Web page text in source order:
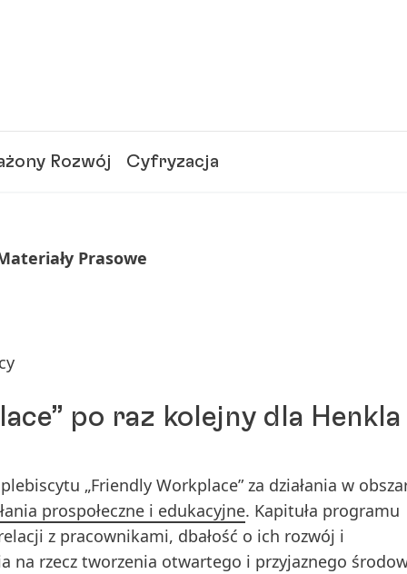
Rozwój Cyfryzacja
Prasowe
po raz kolejny dla Henkla
„Friendly Workplace” za działania w
prospołeczne i edukacyjne. Kapituła programu
z pracownikami, dbałość o ich rozwój i
na rzecz tworzenia otwartego i przyjaznego